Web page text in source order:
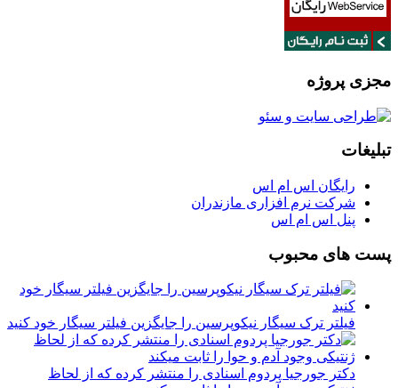
مجزی پروژه
تبلیغات
رایگان اس ام اس
شرکت نرم افزاری مازندران
پنل اس ام اس
پست های محبوب
فیلتر ترک سیگار نیکوپرسین را جایگزین فیلتر سیگار خود کنید
دکتر جورجیا پردوم اسنادی را منتشر کرده که از لحاظ